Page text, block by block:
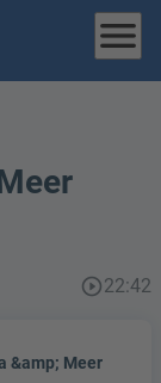
menu
play_circle_outline22:42
&amp; Meer